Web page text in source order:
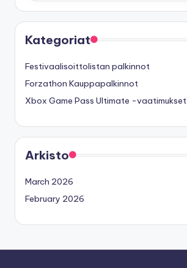
Kategoriat
Festivaalisoittolistan palkinnot
Forzathon Kauppapalkinnot
Xbox Game Pass Ultimate -vaatimukset
Arkisto
March 2026
February 2026